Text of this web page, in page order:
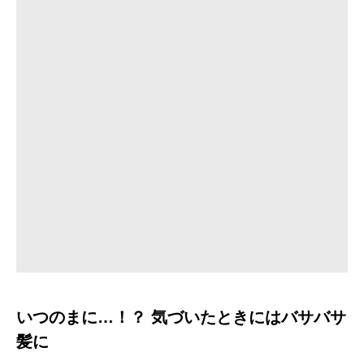
いつのまに…！？ 気づいたときにはバサバサ
髪に